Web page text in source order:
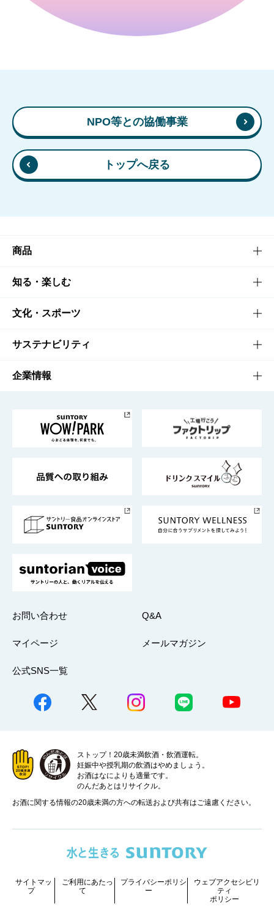
NPO等との協働事業
トップへ戻る
商品
商品TOP
商品一覧
商品発売情報
栄養成分一覧
知る・楽しむ
知る・楽しむTOP
キャンペーン
工場見学
地域情報
文化・スポーツ
文化・スポーツTOP
サントリーホール
サントリーサンバーズ大阪
サステナビリティ
サステナビリティTOP
サントリーが考えるサステナビリティ経営
企業情報
企業概要
採用情報
お問い合わせ Q&A
マイページ メールマガジン
公式SNS一覧
ストップ！20歳未満飲酒・飲酒運転。
妊娠中や授乳期の飲酒はやめましょう。
お酒はなによりも適量です。
のんだあとはリサイクル。
お酒に関する情報の20歳未満の方への転送および共有はご遠慮ください。
サイトマッ
プ
ご利用にあたっ
て
プライバシーポリシ
ー
ウェブアクセシビリ
ティ
ポリシー